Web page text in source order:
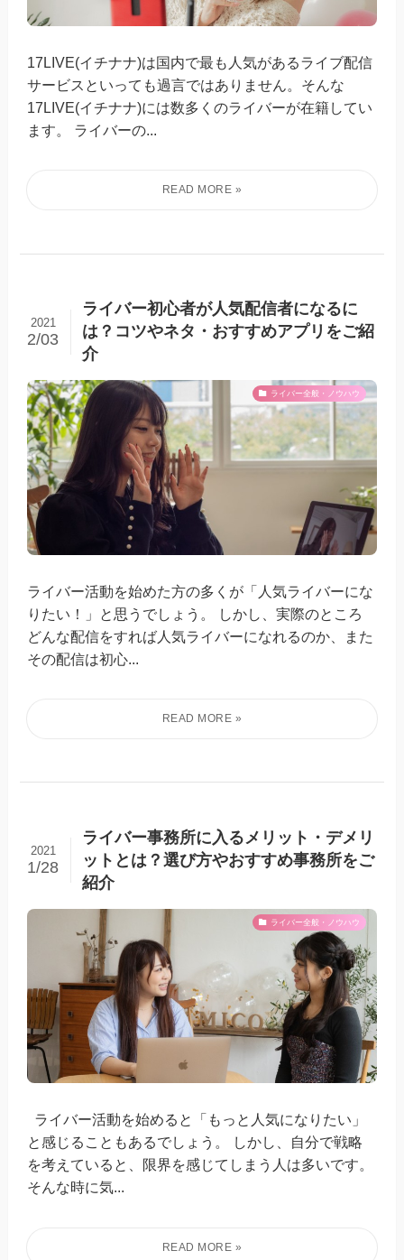
17LIVE(イチナナ)は国内で最も人気があるライブ配信
サービスといっても過言ではありません。そんな
17LIVE(イチナナ)には数多くのライバーが在籍してい
ます。 ライバーの...
ライバー初心者が人気配信者になるに
は？コツやネタ・おすすめアプリをご紹
介
2021
2/03
ライバー全般・ノウハウ
ライバー活動を始めた方の多くが「人気ライバーにな
りたい！」と思うでしょう。 しかし、実際のところ
どんな配信をすれば人気ライバーになれるのか、また
その配信は初心...
ライバー事務所に入るメリット・デメリ
ットとは？選び方やおすすめ事務所をご
紹介
2021
1/28
ライバー全般・ノウハウ
ライバー活動を始めると「もっと人気になりたい」
と感じることもあるでしょう。 しかし、自分で戦略
を考えていると、限界を感じてしまう人は多いです。
そんな時に気...